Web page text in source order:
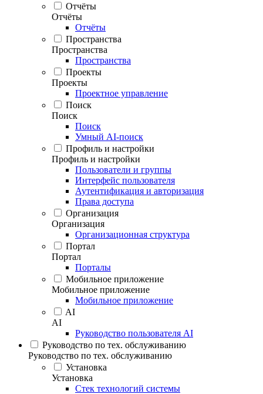
Отчёты
Отчёты
Отчёты
Пространства
Пространства
Пространства
Проекты
Проекты
Проектное управление
Поиск
Поиск
Поиск
Умный AI-поиск
Профиль и настройки
Профиль и настройки
Пользователи и группы
Интерфейс пользователя
Аутентификация и авторизация
Права доступа
Организация
Организация
Организационная структура
Портал
Портал
Порталы
Мобильное приложение
Мобильное приложение
Мобильное приложение
AI
AI
Руководство пользователя AI
Руководство по тех. обслуживанию
Руководство по тех. обслуживанию
Установка
Установка
Стек технологий системы